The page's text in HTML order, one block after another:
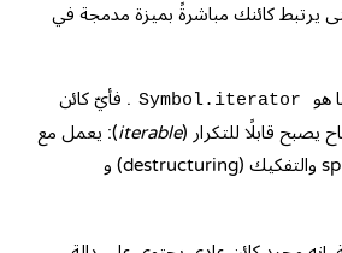
يرتبط كائنك مباشرةً بميزة مدمجة في
هو Symbol.iterator . فأيّ كائن
يصبح قابلًا للتكرار (iterable): يعمل مع